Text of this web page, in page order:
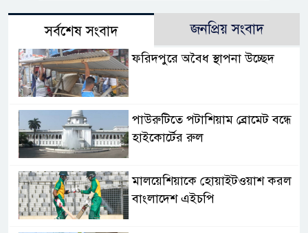
সর্বশেষ সংবাদ জনপ্রিয় সংবাদ
ফরিদপুরে অবৈধ স্থাপনা উচ্ছেদ
পাউরুটিতে পটাশিয়াম ব্রোমেট বন্ধে
হাইকোর্টের রুল
মালয়েশিয়াকে হোয়াইটওয়াশ করল
বাংলাদেশ এইচপি